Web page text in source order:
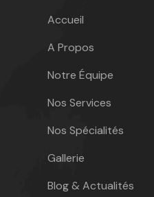
Accueil
A Propos
Notre Équipe
Nos Services
Nos Spécialités
Gallerie
Blog & Actualités